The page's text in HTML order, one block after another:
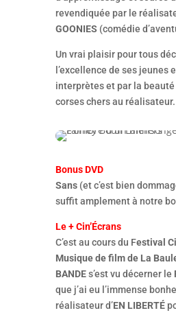
revendiquée par le
GOONIES (comédie
Un vrai plaisir pour tous
l’excellence de ses jeunes
interprètes et par la
corses chers au réalisateur.
Bonus DVD
Sans(et c’est bien
suffit amplement à notre
Le + Cin’Écrans
C’est au cours du Festival
Musique de film de La
BANDEs’est vu décerner le
que j’ai eu l’immense
réalisateur d’EN LIBERTÉ